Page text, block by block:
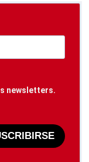
newsletters.